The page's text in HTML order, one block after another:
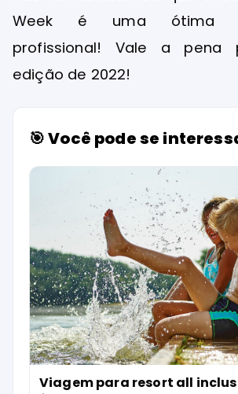
Week é uma ótima
profissional! Vale a pena
edição de 2022!
🎯 Você pode se
Viagem para resort all